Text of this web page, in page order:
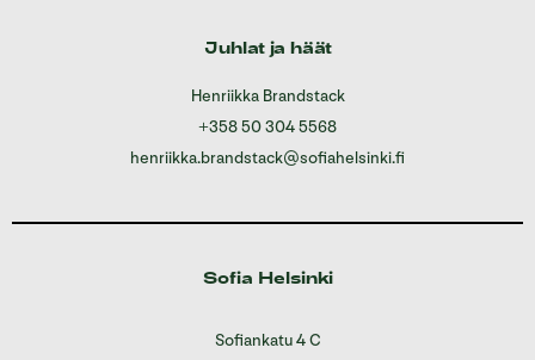
Juhlat ja häät
Henriikka Brandstack
+358 50 304 5568
henriikka.brandstack@sofiahelsinki.fi
Sofia Helsinki
Sofiankatu 4 C